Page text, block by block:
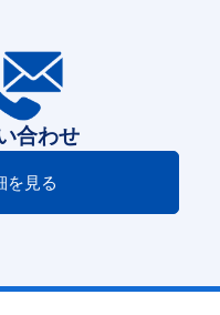
合わせ
を見る